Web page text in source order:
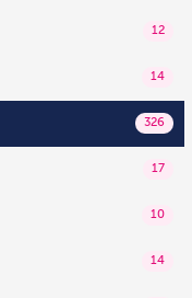
12
14
326
17
10
14